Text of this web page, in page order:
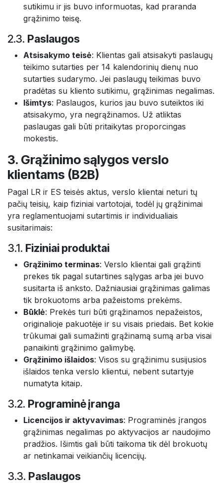
sutikimu ir jis buvo informuotas, kad praranda
grąžinimo teisę.
2.3. Paslaugos
Atsisakymo teisė: Klientas gali atsisakyti paslaugų
teikimo sutarties per 14 kalendorinių dienų nuo
sutarties sudarymo. Jei paslaugų teikimas buvo
pradėtas su kliento sutikimu, grąžinimas negalimas.
Išimtys: Paslaugos, kurios jau buvo suteiktos iki
atsisakymo, yra negrąžinamos. Už atliktas
paslaugas gali būti pritaikytas proporcingas
mokestis.
3. Grąžinimo sąlygos verslo
klientams (B2B)
Pagal LR ir ES teisės aktus, verslo klientai neturi tų
pačių teisių, kaip fiziniai vartotojai, todėl jų grąžinimai
yra reglamentuojami sutartimis ir individualiais
susitarimais:
3.1. Fiziniai produktai
Grąžinimo terminas: Verslo klientai gali grąžinti
prekes tik pagal sutartines sąlygas arba jei buvo
susitarta iš anksto. Dažniausiai grąžinimas galimas
tik brokuotoms arba pažeistoms prekėms.
Būklė: Prekės turi būti grąžinamos nepažeistos,
originalioje pakuotėje ir su visais priedais. Bet kokie
trūkumai gali sumažinti grąžinamą sumą arba visai
panaikinti grąžinimo galimybę.
Grąžinimo išlaidos: Visos su grąžinimu susijusios
išlaidos tenka verslo klientui, nebent sutartyje
numatyta kitaip.
3.2. Programinė įranga
Licencijos ir aktyvavimas: Programinės įrangos
grąžinimas negalimas po aktyvacijos ar naudojimo
pradžios. Išimtis gali būti taikoma tik dėl brokuotų
ar netinkamai veikiančių licencijų.
3.3. Paslaugos